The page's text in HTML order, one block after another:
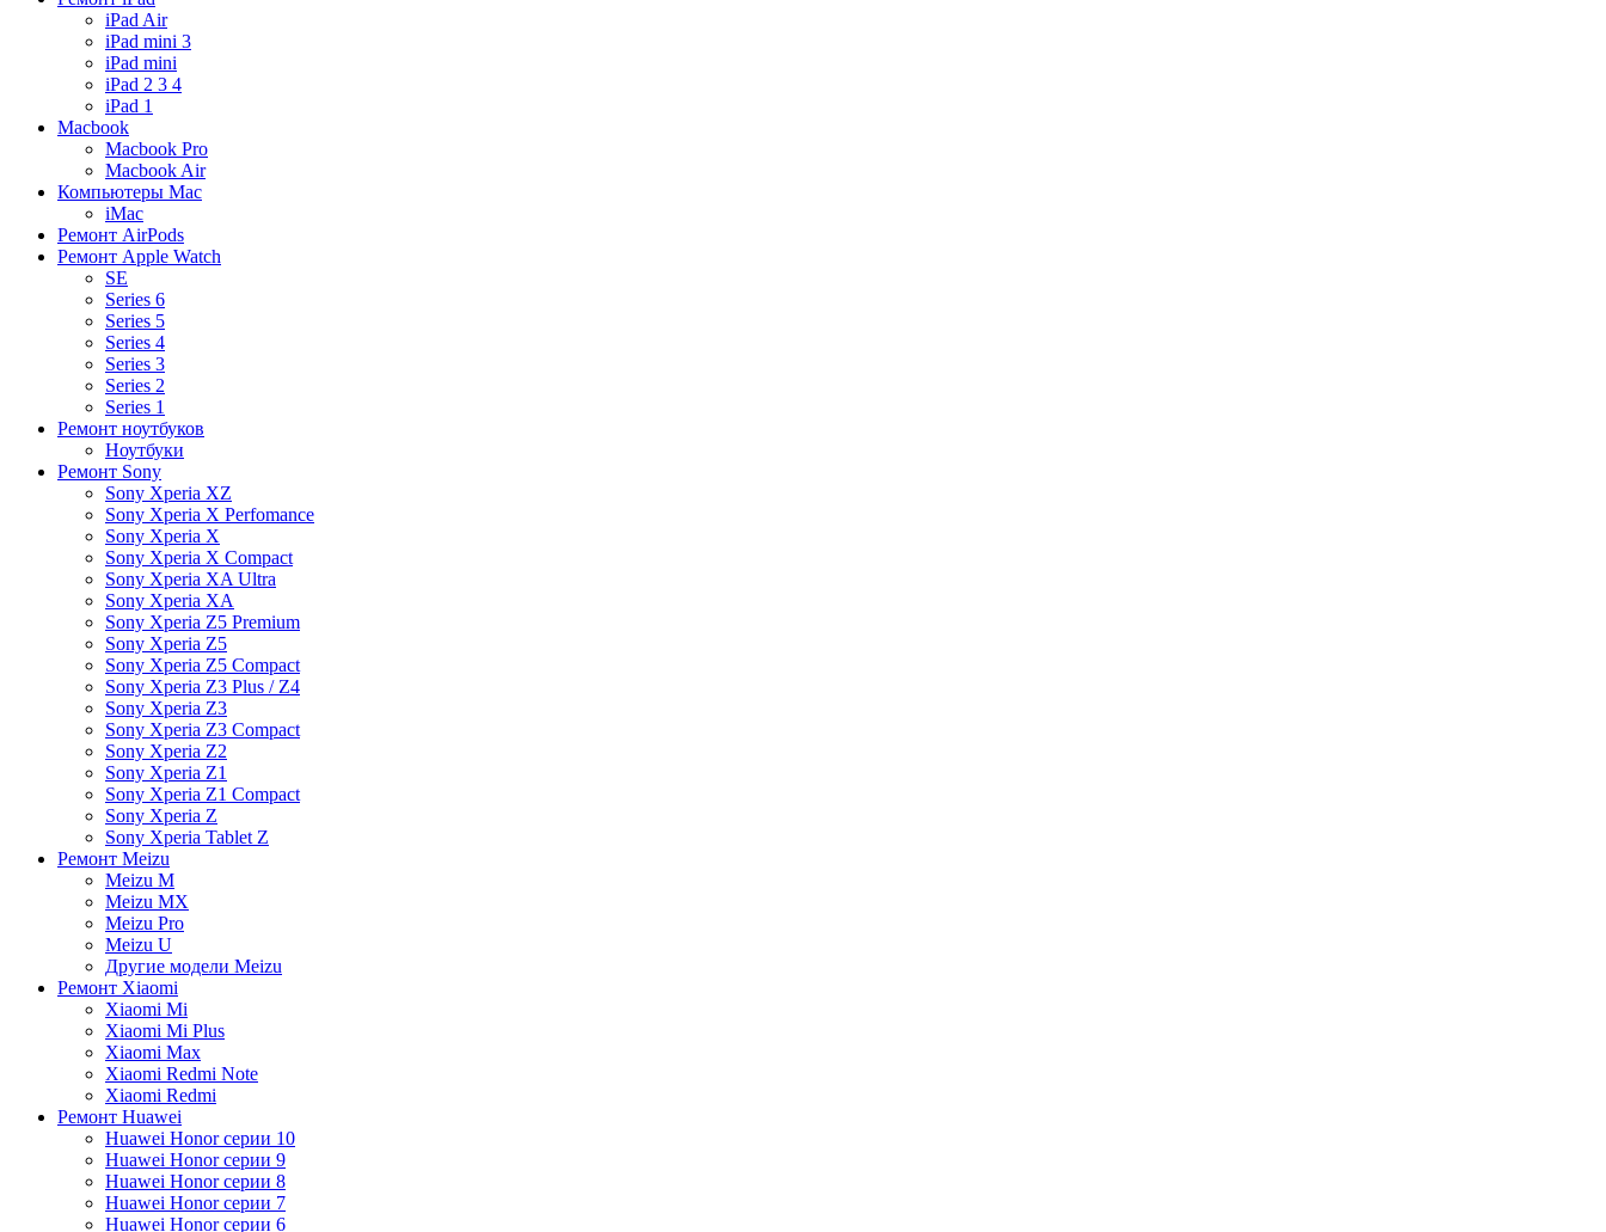
iPad Air
iPad mini 3
iPad mini
iPad 2 3 4
iPad 1
Macbook
Macbook Pro
Macbook Air
Компьютеры Mac
iMac
Ремонт AirPods
Ремонт Apple Watch
SE
Series 6
Series 5
Series 4
Series 3
Series 2
Series 1
Ремонт ноутбуков
Ноутбуки
Ремонт Sony
Sony Xperia XZ
Sony Xperia X Perfomance
Sony Xperia X
Sony Xperia X Compact
Sony Xperia XA Ultra
Sony Xperia XA
Sony Xperia Z5 Premium
Sony Xperia Z5
Sony Xperia Z5 Compact
Sony Xperia Z3 Plus / Z4
Sony Xperia Z3
Sony Xperia Z3 Compact
Sony Xperia Z2
Sony Xperia Z1
Sony Xperia Z1 Compact
Sony Xperia Z
Sony Xperia Tablet Z
Ремонт Meizu
Meizu M
Meizu MX
Meizu Pro
Meizu U
Другие модели Meizu
Ремонт Xiaomi
Xiaomi Mi
Xiaomi Mi Plus
Xiaomi Max
Xiaomi Redmi Note
Xiaomi Redmi
Ремонт Huawei
Huawei Honor серии 10
Huawei Honor серии 9
Huawei Honor серии 8
Huawei Honor серии 7
Huawei Honor серии 6